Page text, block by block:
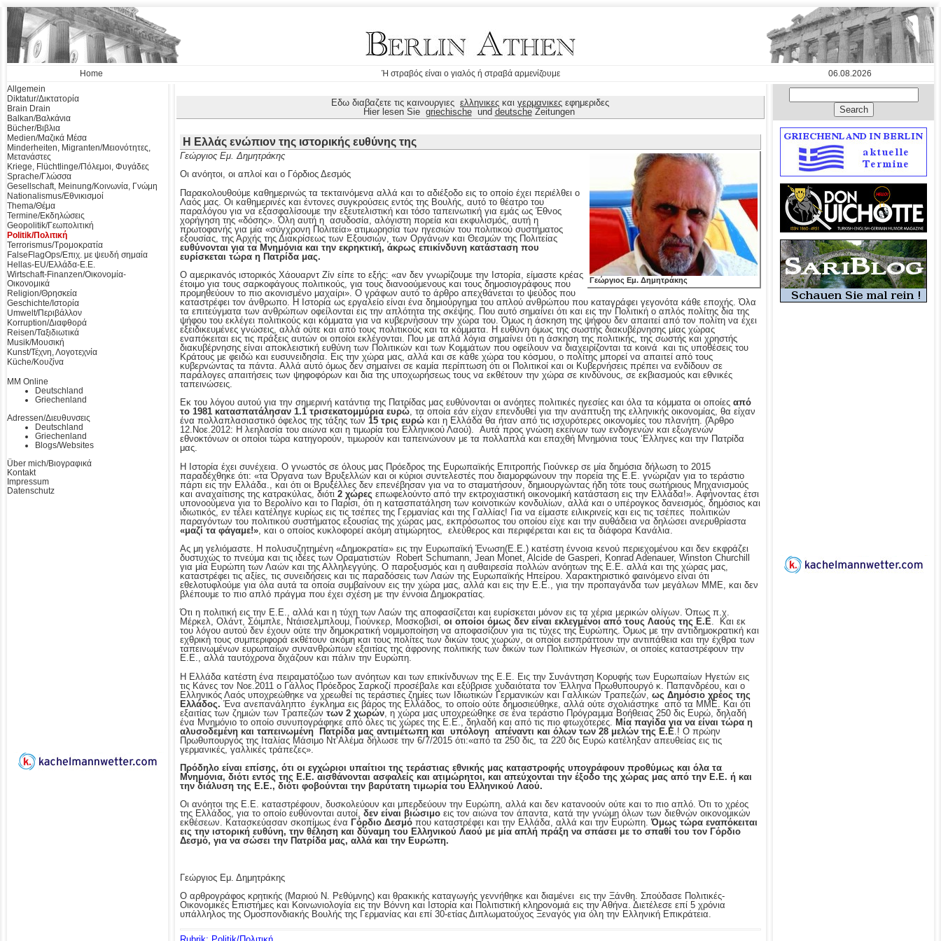
Home Ή στραβός είναι ο γιαλός ή στραβά αρμενίζουμε
06.08.2026
Allgemein
Diktatur/Δικτατορία
Brain Drain
Balkan/Βαλκάνια
Bücher/Βιβλια
Medien/Μαζικά Μέσα
Minderheiten, Migranten/Μειονότητες,
Μετανάστες
Kriege, Flüchtlinge/Πόλεμοι, Φυγάδες
Sprache/Γλώσσα
Gesellschaft, Meinung/Κοινωνία, Γνώμη
Nationalismus/Εθνικισμοί
Thema/Θέμα
Termine/Εκδηλώσεις
Geopolitik/Γεωπολιτική
Politik/Πολιτική
Terrorismus/Τρομοκρατία
FalseFlagOps/Επιχ. με ψευδή σημαία
Hellas-EU/Ελλάδα-Ε.Ε.
Wirtschaft-Finanzen/Οικονομία-
Οικονομικά
Religion/Θρησκεία
Geschichte/Ιστορία
Umwelt/Περιβάλλον
Korruption/Διαφθορά
Reisen/Ταξιδιωτικά
Musik/Μουσική
Kunst/Τέχνη, Λογοτεχνία
Küche/Κουζίνα
MM Online
Deutschland
Griechenland
Adressen/Διευθυνσεις
Deutschland
Griechenland
Blogs/Websites
Über mich/Βιογραφικά
Kontakt
Impressum
Datenschutz
Εδω διαβαζετε τις καινουργιες ελληνικες και γερμανικες εφημεριδες
Hier lesen Sie griechischeund deutscheZeitungen
Η Ελλάς ενώπιον της ιστορικής ευθύνης της
Γεώργιος Εμ. Δημητράκης
Γεώργιος Εμ. Δημητράκης
Οι ανόητοι, οι απλοί και ο Γόρδιος Δεσμός
Παρακολουθούμε καθημερινώς τα τεκταινόμενα αλλά και το αδιέξοδο εις το οποίο έχει περιέλθει ο
Λαός μας. Οι καθημερινές και έντονες συγκρούσεις εντός της Βουλής, αυτό το θέατρο του
παραλόγου για να εξασφαλίσουμε την εξευτελιστική και τόσο ταπεινωτική για εμάς ως Έθνος
χορήγηση της «δόσης». Όλη αυτή η ασυδοσία, αλόγιστη πορεία και εκφυλισμός, αυτή η
πρωτοφανής για μία «σύγχρονη Πολιτεία» ατιμωρησία των ηγεσιών του πολιτικού συστήματος
εξουσίας, της Αρχής της Διακρίσεως των Εξουσιών, των Οργάνων και Θεσμών της Πολιτείας
ευθύνονται για τα Μνημόνια και την εκρηκτική, άκρως επικίνδυνη κατάσταση που
ευρίσκεται τώρα η Πατρίδα μας.
Ο αμερικανός ιστορικός Χάουαρντ Ζίν είπε το εξής: «αν δεν γνωρίζουμε την Ιστορία, είμαστε κρέας
έτοιμο για τους σαρκοφάγους πολιτικούς, για τους διανοούμενους και τους δημοσιογράφους που
προμηθεύουν το πιο ακονισμένο μαχαίρι». Ο γράφων αυτό το άρθρο απεχθάνεται το ψεύδος που
καταστρέφει τον άνθρωπο. Η Ιστορία ως εργαλείο είναι ένα δημιούργημα του απλού ανθρώπου που καταγράφει γεγονότα κάθε εποχής. Όλα
τα επιτεύγματα των ανθρώπων οφείλονται εις την απλότητα της σκέψης. Που αυτό σημαίνει ότι και εις την Πολιτική ο απλός πολίτης δια της
ψήφου του εκλέγει πολιτικούς και κόμματα για να κυβερνήσουν την χώρα του. Όμως η άσκηση της ψήφου δεν απαιτεί από τον πολίτη να έχει
εξειδικευμένες γνώσεις, αλλά ούτε και από τους πολιτικούς και τα κόμματα. Η ευθύνη όμως της σωστής διακυβέρνησης μίας χώρας
εναπόκειται εις τις πράξεις αυτών οι οποίοι εκλέγονται. Που με απλά λόγια σημαίνει ότι η άσκηση της πολιτικής, της σωστής και χρηστής
διακυβέρνησης είναι αποκλειστική ευθύνη των Πολιτικών και των Κομμάτων που οφείλουν να διαχειρίζονται τα κοινά και τις υποθέσεις του
Κράτους με φειδώ και ευσυνειδησία. Εις την χώρα μας, αλλά και σε κάθε χώρα του κόσμου, ο πολίτης μπορεί να απαιτεί από τους
κυβερνώντας τα πάντα. Αλλά αυτό όμως δεν σημαίνει σε καμία περίπτωση ότι οι Πολιτικοί και οι Κυβερνήσεις πρέπει να ενδίδουν σε
παράλογες απαιτήσεις των ψηφοφόρων και δια της υποχωρήσεως τους να εκθέτουν την χώρα σε κινδύνους, σε εκβιασμούς και εθνικές
ταπεινώσεις.
Εκ του λόγου αυτού για την σημερινή κατάντια της Πατρίδας μας ευθύνονται οι ανόητες πολιτικές ηγεσίες και όλα τα κόμματα οι οποίες από
το 1981 κατασπατάλησαν 1.1 τρισεκατομμύρια ευρώ, τα οποία εάν είχαν επενδυθεί για την ανάπτυξη της ελληνικής οικονομίας, θα είχαν
ένα πολλαπλασιαστικό όφελος της τάξης των 15 τρις ευρώ και η Ελλάδα θα ήταν από τις ισχυρότερες οικονομίες του πλανήτη. (Άρθρο
12.Νοε.2012: Η λεηλασία του αιώνα και η τιμωρία του Ελληνικού Λαού). Αυτά προς γνώση εκείνων των ενδογενών και εξωγενών
εθνοκτόνων οι οποίοι τώρα κατηγορούν, τιμωρούν και ταπεινώνουν με τα πολλαπλά και επαχθή Μνημόνια τους ‘Ελληνες και την Πατρίδα
μας.
Η Ιστορία έχει συνέχεια. Ο γνωστός σε όλους μας Πρόεδρος της Ευρωπαϊκής Επιτροπής Γιούνκερ σε μία δημόσια δήλωση το 2015
παραδέχθηκε ότι: «τα Όργανα των Βρυξελλών και οι κύριοι συντελεστές που διαμορφώνουν την πορεία της Ε.Ε. γνώριζαν για το τεράστιο
πάρτι εις την Ελλάδα., και ότι οι Βρυξέλλες δεν επενέβησαν για να το σταματήσουν, δημιουργώντας ήδη τότε τους σωτήριους Μηχανισμούς
και αναχαίτισης της κατρακύλας, διότι 2 χώρες επωφελούντο από την εκτροχιαστική οικονομική κατάσταση εις την Ελλάδα!». Αφήνοντας έτσι
υπονοούμενα για το Βερολίνο και το Παρίσι, ότι η κατασπατάληση των κοινοτικών κονδυλίων, αλλά και ο υπέρογκος δανεισμός, δημόσιος και
ιδιωτικός, εν τέλει κατέληγε κυρίως εις τις τσέπες της Γερμανίας και της Γαλλίας! Για να είμαστε ειλικρινείς και εις τις τσέπες πολιτικών
παραγόντων του πολιτικού συστήματος εξουσίας της χώρας μας, εκπρόσωπος του οποίου είχε και την αυθάδεια να δηλώσει ανερυθρίαστα
«μαζί τα φάγαμε!» , και ο οποίος κυκλοφορεί ακόμη ατιμώρητος, ελεύθερος και περιφέρεται και εις τα διάφορα Κανάλια.
Ας μη γελιόμαστε. Η πολυσυζητημένη «Δημοκρατία» εις την Ευρωπαϊκή Ένωση(Ε.Ε.) κατέστη έννοια κενού περιεχομένου και δεν εκφράζει
δυστυχώς το πνεύμα και τις ιδέες των Οραματιστών Robert Schumann, Jean Monet, Alcide de Gasperi, Konrad Adenauer, Winston Churchill
για μία Ευρώπη των Λαών και της Αλληλεγγύης. Ο παροξυσμός και η αυθαιρεσία πολλών ανόητων της Ε.Ε. αλλά και της χώρας μας,
καταστρέφει τις αξίες, τις συνειδήσεις και τις παραδόσεις των Λαών της Ευρωπαϊκής Ηπείρου. Χαρακτηριστικό φαινόμενο είναι ότι
εθελοτυφλούμε για όλα αυτά τα οποία συμβαίνουν εις την χώρα μας, αλλά και εις την Ε.Ε., για την προπαγάνδα των μεγάλων ΜΜΕ, και δεν
βλέπουμε το πιο απλό πράγμα που έχει σχέση με την έννοια Δημοκρατίας.
Ότι η πολιτική εις την Ε.Ε., αλλά και η τύχη των Λαών της αποφασίζεται και ευρίσκεται μόνον εις τα χέρια μερικών ολίγων. Όπως π.χ.
Μέρκελ, Ολάντ, Σόιμπλε, Ντάισελμπλουμ, Γιούνκερ, Μοσκοβισί, οι οποίοι όμως δεν είναι εκλεγμένοι από τους Λαούς της Ε.Ε. Και εκ
του λόγου αυτού δεν έχουν ούτε την δημοκρατική νομιμοποίηση να αποφασίζουν για τις τύχες της Ευρώπης. Όμως με την αντιδημοκρατική και
εχθρική τους συμπεριφορά εκθέτουν ακόμη και τους πολίτες των δικών τους χωρών, οι οποίοι εισπράττουν την αντιπάθεια και την έχθρα των
ταπεινωμένων ευρωπαίων συνανθρώπων εξαιτίας της άφρονης πολιτικής των δικών των Πολιτικών Ηγεσιών, οι οποίες καταστρέφουν την
Ε.Ε., αλλά ταυτόχρονα διχάζουν και πάλιν την Ευρώπη.
Η Ελλάδα κατέστη ένα πειραματόζωο των ανόητων και των επικίνδυνων της Ε.Ε. Εις την Συνάντηση Κορυφής των Ευρωπαίων Ηγετών εις
τις Κάνες τον Νοε.2011 ο Γάλλος Πρόεδρος Σαρκοζί προσέβαλε και εξύβρισε χυδαιότατα τον Έλληνα Πρωθυπουργό κ. Παπανδρέου, και ο
Ελληνικός Λαός υποχρεώθηκε να χρεωθεί τις τεράστιες ζημίες των Ιδιωτικών Γερμανικών και Γαλλικών Τραπεζών, ως Δημόσιο χρέος της
Ελλάδος. Ένα ανεπανάληπτο έγκλημα εις βάρος της Ελλάδος, το οποίο ούτε δημοσιεύθηκε, αλλά ούτε σχολιάστηκε από τα ΜΜΕ. Και ότι
εξαιτίας των ζημιών των Τραπεζών των 2 χωρών , η χώρα μας υποχρεώθηκε σε ένα τεράστιο Πρόγραμμα Βοήθειας 250 δις Ευρώ, δηλαδή
ένα Μνημόνιο το οποίο συνυπογράφηκε από όλες τις χώρες της Ε.Ε., δηλαδή και από τις πιο φτωχότερες. Μία παγίδα για να είναι τώρα η
αλυσοδεμένη και ταπεινωμένη Πατρίδα μας αντιμέτωπη και υπόλογη απέναντι και όλων των 28 μελών της Ε.Ε .! Ο πρώην
Πρωθυπουργός της Ιταλίας Μάσιμο Ντ’Αλέμα δήλωσε την 6/7/2015 ότι:«από τα 250 δις, τα 220 δις Ευρώ κατέληξαν απευθείας εις τις
γερμανικές, γαλλικές τράπεζες».
Πρόδηλο είναι επίσης, ότι οι εγχώριοι υπαίτιοι της τεράστιας εθνικής μας καταστροφής υπογράφουν προθύμως και όλα τα
Μνημόνια, διότι εντός της Ε.Ε. αισθάνονται ασφαλείς και ατιμώρητοι, και απεύχονται την έξοδο της χώρας μας από την Ε.Ε. ή και
την διάλυση της Ε.Ε., διότι φοβούνται την βαρύτατη τιμωρία του Ελληνικού Λαού.
Οι ανόητοι της Ε.Ε. καταστρέφουν, δυσκολεύουν και μπερδεύουν την Ευρώπη, αλλά και δεν κατανοούν ούτε και το πιο απλό. Ότι το χρέος
της Ελλάδος, για το οποίο ευθύνονται αυτοί, δεν είναι βιώσιμο εις τον αιώνα τον άπαντα, κατά την γνώμη όλων των διεθνών οικονομικών
εκθέσεων. Κατασκεύασαν σκοπίμως ένα Γόρδιο Δεσμό που καταστρέφει και την Ελλάδα, αλλά και την Ευρώπη.Όμως τώρα εναπόκειται
εις την ιστορική ευθύνη, την θέληση και δύναμη του Ελληνικού Λαού με μία απλή πράξη να σπάσει με το σπαθί του τον Γόρδιο
Δεσμό, για να σώσει την Πατρίδα μας, αλλά και την Ευρώπη.
Γεώργιος Εμ. Δημητράκης
Ο αρθρογράφος κρητικής (Μαριού Ν. Ρεθύμνης) και θρακικής καταγωγής γεννήθηκε και διαμένει εις την Ξάνθη. Σπούδασε Πολιτικές-
Οικονομικές Επιστήμες και Κοινωνιολογία εις την Βόννη και Ιστορία και Πολιτιστική κληρονομιά εις την Αθήνα. Διετέλεσε επί 5 χρόνια
υπάλληλος της Ομοσπονδιακής Βουλής της Γερμανίας και επί 30-ετίας Διπλωματούχος Ξεναγός για όλη την Ελληνική Επικράτεια.